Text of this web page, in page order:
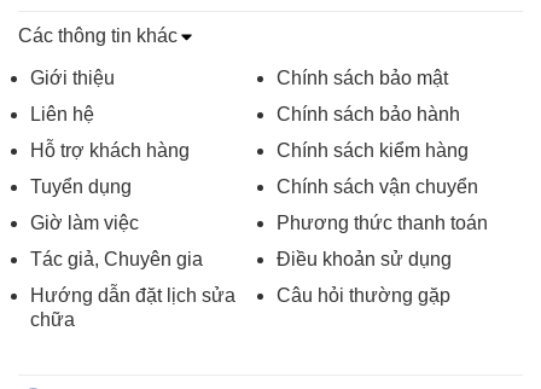
Các thông tin khác
Giới thiệu
Liên hệ
Hỗ trợ khách hàng
Tuyển dụng
Giờ làm việc
Tác giả, Chuyên gia
Hướng dẫn đặt lịch sửa
chữa
Chính sách bảo mật
Chính sách bảo hành
Chính sách kiểm hàng
Chính sách vận chuyển
Phương thức thanh toán
Điều khoản sử dụng
Câu hỏi thường gặp